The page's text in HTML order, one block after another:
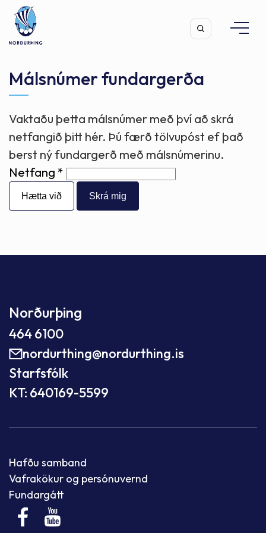
Leita
Málsnúmer fundargerða
Vaktaðu þetta málsnúmer með því að skrá
netfangið þitt hér. Þú færð tölvupóst ef það
berst ný fundargerð með málsnúmerinu.
Netfang
Hætta við
Norðurþing
464 6100
nordurthing@nordurthing.is
Starfsfólk
KT: 640169-5599
Hafðu samband
Vafrakökur og persónuvernd
Fundargátt